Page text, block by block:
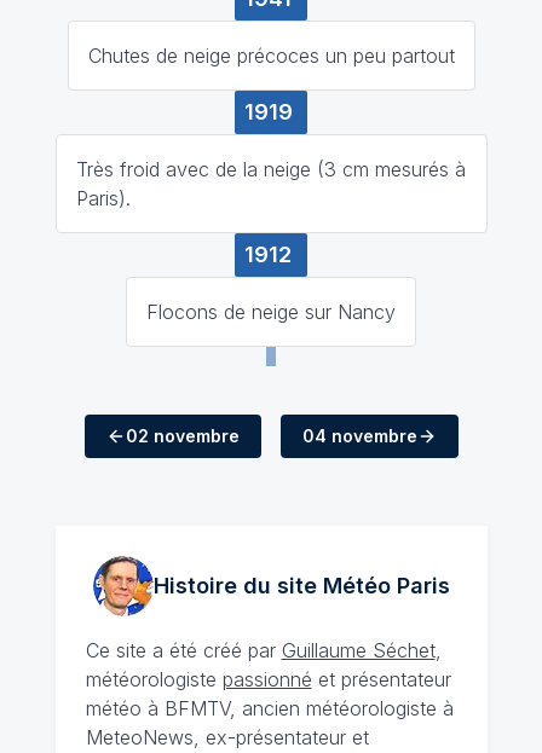
Chutes de neige précoces un peu partout
1919
Très froid avec de la neige (3 cm mesurés à
Paris).
1912
Flocons de neige sur Nancy
02 novembre 04 novembre
Histoire du site MétéoParis
Ce site a été créé par Guillaume Séchet,
météorologiste passionné et présentateur
météo à BFMTV, ancien météorologiste à
MeteoNews, ex-présentateur et